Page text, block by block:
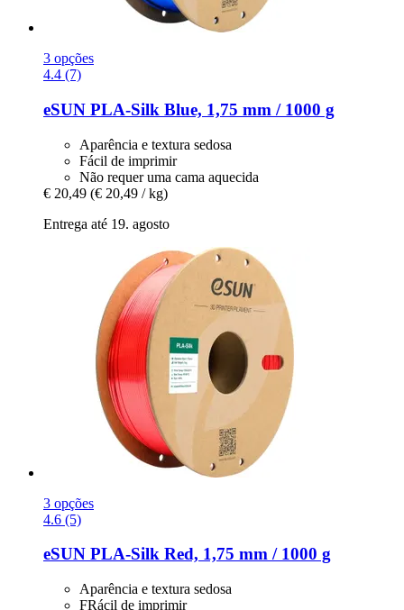
3 opções
4.4 (7)
eSUN PLA-​Silk Blue, 1,75 mm / 1000 g
Aparência e textura sedosa
Fácil de imprimir
Não requer uma cama aquecida
€ 20,49 (€ 20,49 / kg)
Entrega até 19. agosto
3 opções
4.6 (5)
eSUN PLA-​Silk Red, 1,75 mm / 1000 g
Aparência e textura sedosa
FRácil de imprimir